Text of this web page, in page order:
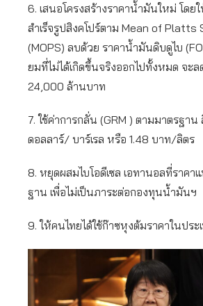
6. เสนอโครงสร้างราคาน้ำมันใหม่ โดย
สำเร็จรูปสิงคโปร์ตาม Mean of Platts
(MOPS) ลบด้วย ราคาน้ำมันดิบดูไบ
ยมที่ไม่ได้เกิดขึ้นจริงออกไปทั้งหมด จะล
24,000 ล้านบาท
7. ใช้ค่าการกลั่น (GRM ) ตามมาตรฐาน
ดอลลาร์/ บาร์เรล หรือ 1.48 บาท/ลิตร
8. หยุดผสมไบโอดีเซล เอทานอลที่ราค
ฐาน เพื่อไม่เป็นภาระต่อกองทุนน้ำมันฯ
9. ให้คนไทยได้ใช้ก๊าซหุงต้มราคาในประ